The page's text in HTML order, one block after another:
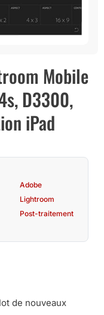
Mobile
D3300,
iPad
Adobe
Lightroom
Post-traitement
de nouveaux